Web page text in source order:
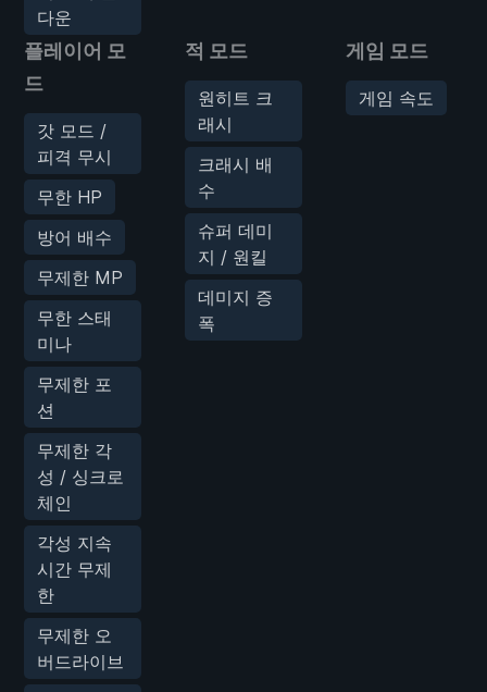
다운
플레이어 모
드
갓 모드 /
피격 무시
무한 HP
방어 배수
무제한 MP
무한 스태
미나
무제한 포
션
무제한 각
성 / 싱크로
체인
각성 지속
시간 무제
한
무제한 오
버드라이브
적 모드
원히트 크
래시
크래시 배
수
슈퍼 데미
지 / 원킬
데미지 증
폭
게임 모드
게임 속도